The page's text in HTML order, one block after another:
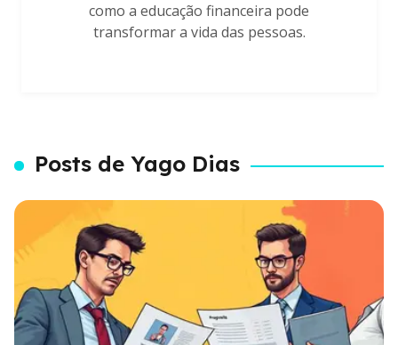
como a educação financeira pode
transformar a vida das pessoas.
Posts de Yago Dias